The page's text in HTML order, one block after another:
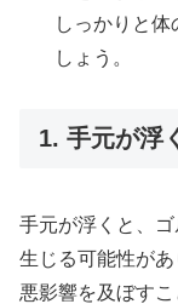
しっかりと体
しょう。
1. 手元が浮
手元が浮くと、
生じる可能性が
悪影響を及ぼすこ